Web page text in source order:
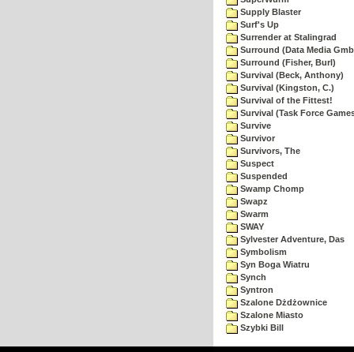
Supply Blaster
Surf's Up
Surrender at Stalingrad
Surround (Data Media
Surround (Fisher, Burl)
Survival (Beck, Anthony)
Survival (Kingston, C.)
Survival of the Fittest!
Survival (Task Force
Survive
Survivor
Survivors, The
Suspect
Suspended
Swamp Chomp
Swapz
Swarm
SWAY
Sylvester Adventure, Das
Symbolism
Syn Boga Wiatru
Synch
Syntron
Szalone Dżdżownice
Szalone Miasto
Szybki Bill